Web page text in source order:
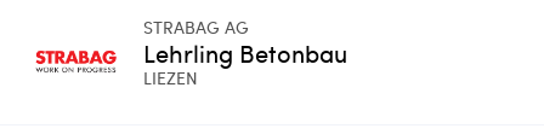
STRABAG AG
Lehrling Betonbau
LIEZEN